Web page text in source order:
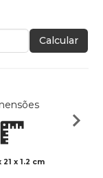
Calcular
21 x 1.2 cm